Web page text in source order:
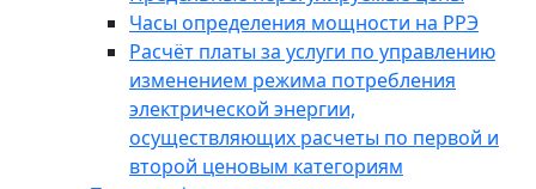
Часы определения мощности на РРЭ
Расчёт платы за услуги по управлению
изменением режима потребления
электрической энергии,
осуществляющих расчеты по первой и
второй ценовым категориям